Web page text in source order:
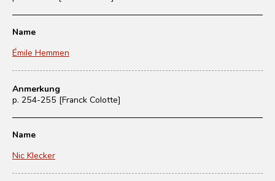
Name
Émile Hemmen
Anmerkung
p. 254-255 [Franck Colotte]
Name
Nic Klecker